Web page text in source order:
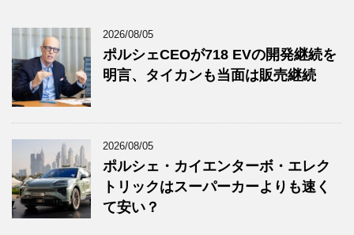
2026/08/05
ポルシェCEOが718 EVの開発継続を
明言、タイカンも当面は販売継続
2026/08/05
ポルシェ・カイエンターボ・エレク
トリックはスーパーカーよりも速く
て安い？